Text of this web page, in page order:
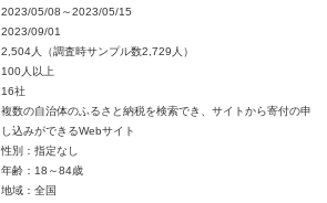
2023/05/08～2023/05/15
2023/09/01
2,504人（調査時サンプル数2,729人）
100人以上
16社
複数の自治体のふるさと納税を検索でき、サイトから寄付の申
し込みができるWebサイト
性別：指定なし
年齢：18～84歳
地域：全国